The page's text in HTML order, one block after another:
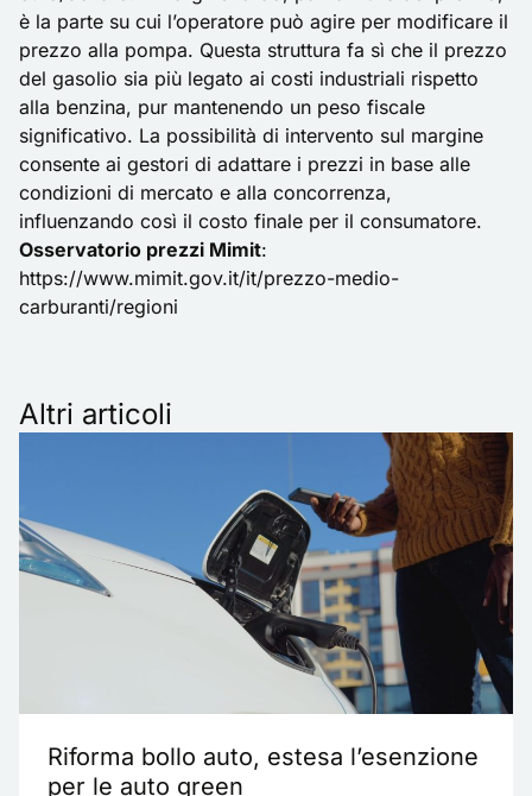
è la parte su cui l’operatore può agire per modificare il
prezzo alla pompa. Questa struttura fa sì che il prezzo
del gasolio sia più legato ai costi industriali rispetto
alla benzina, pur mantenendo un peso fiscale
significativo. La possibilità di intervento sul margine
consente ai gestori di adattare i prezzi in base alle
condizioni di mercato e alla concorrenza,
influenzando così il costo finale per il consumatore.
Osservatorio prezzi Mimit:
https://www.mimit.gov.it/it/prezzo-medio-
carburanti/regioni
Altri articoli
Riforma bollo auto, estesa l’esenzione
per le auto green